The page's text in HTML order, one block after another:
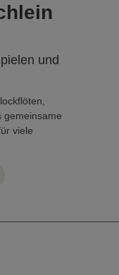
und
gemeinsame
viele